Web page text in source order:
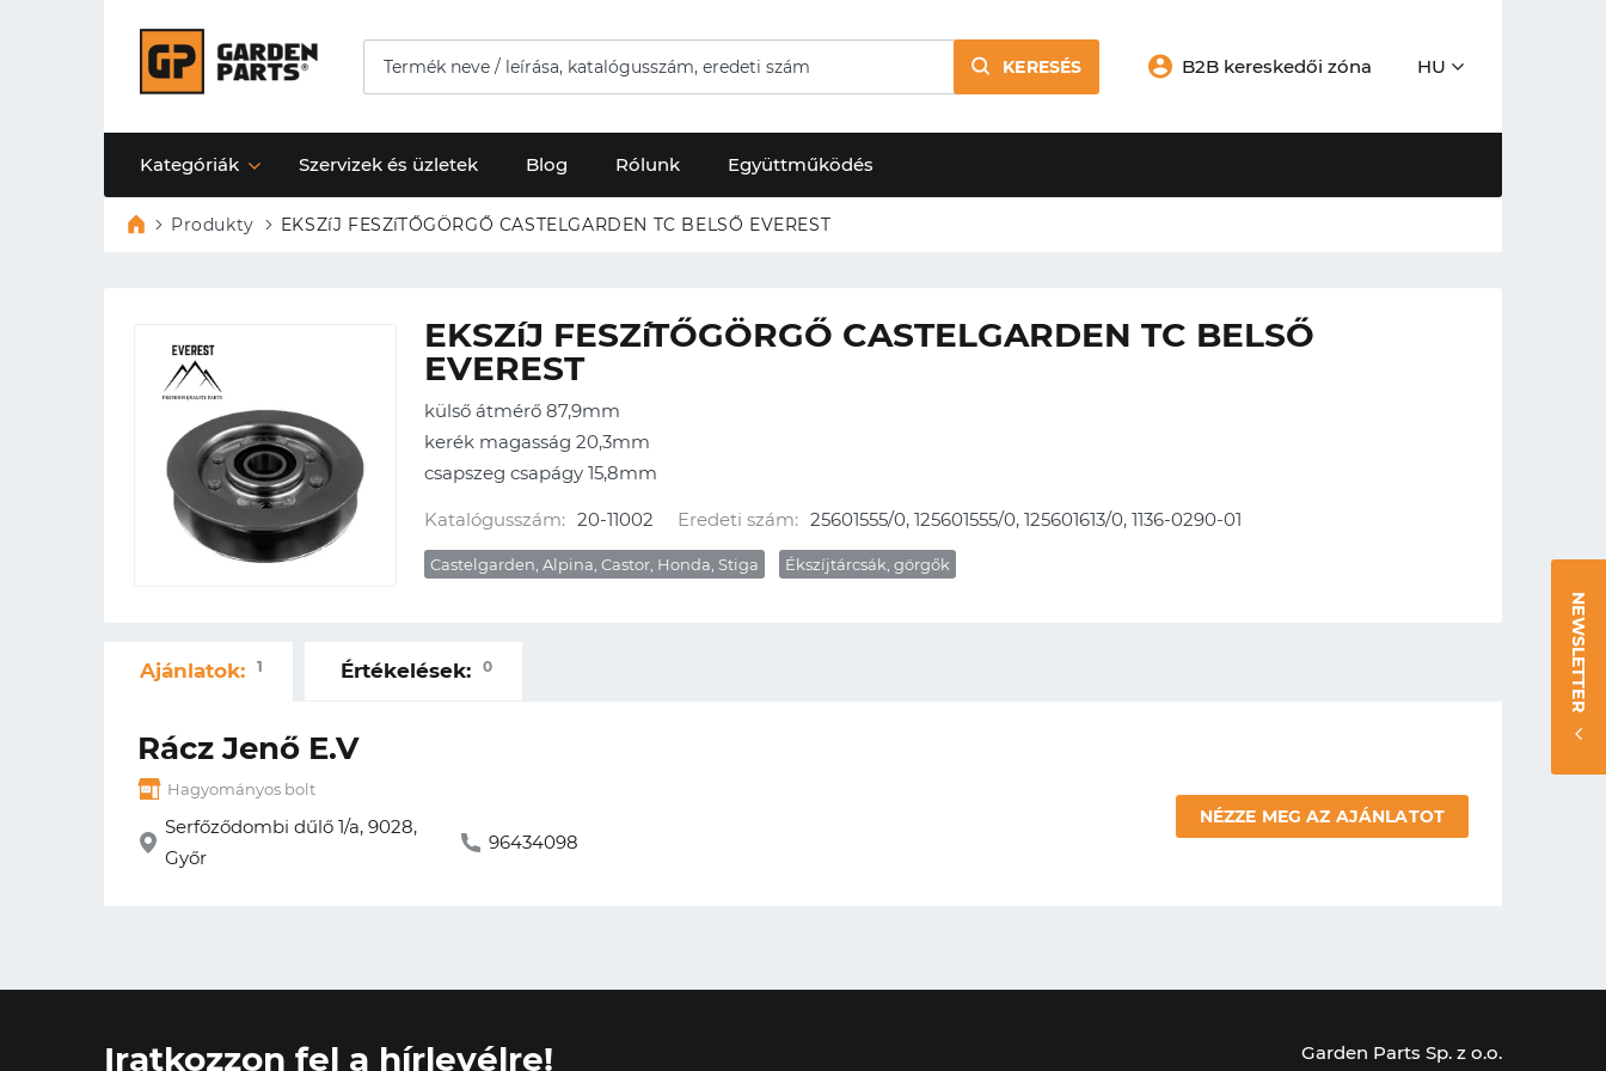
KERESÉS B2B kereskedői zóna HU
Kategóriák Szervizek és üzletek Blog Rólunk Együttműködés
Produkty EKSZíJ FESZíTŐGÖRGŐ CASTELGARDEN TC BELSŐ EVEREST
EKSZíJ FESZíTŐGÖRGŐ CASTELGARDEN TC BELSŐ
EVEREST
külső átmérő 87,9mm
kerék magasság 20,3mm
csapszeg csapágy 15,8mm
Katalógusszám: 20-11002 Eredeti szám: 25601555/0, 125601555/0, 125601613/0, 1136-0290-01
Castelgarden, Alpina, Castor, Honda, Stiga Ékszíjtárcsák, görgők
Ajánlatok: 1 Értékelések: 0
Rácz Jenő E.V
Hagyományos bolt
Serfőződombi dűlő 1/a, 9028,
Győr
96434098
NÉZZE MEG AZ AJÁNLATOT
NEWSLETTER
Iratkozzon fel a hírlevélre! Garden Parts Sp. z o.o.